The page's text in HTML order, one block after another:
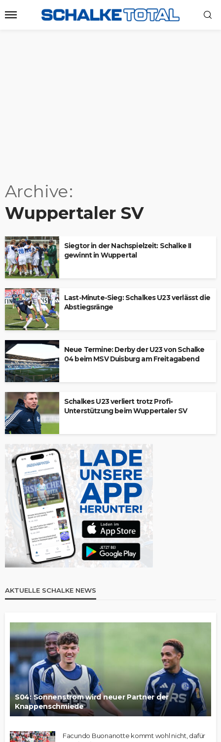
Archive
Wuppertaler SV
Siegtor in der Nachspielzeit: Schalke II
gewinnt in Wuppertal
Last-Minute-Sieg: Schalkes U23 verlässt die
Abstiegsränge
Neue Termine: Derby der U23 von Schalke
04 beim MSV Duisburg am Freitagabend
Schalkes U23 verliert trotz Profi-
Unterstützung beim Wuppertaler SV
AKTUELLE SCHALKE NEWS
S04: Sonnenstrom wird neuer Partner der
Knappenschmiede
Facundo Buonanotte kommt wohl nicht, dafür